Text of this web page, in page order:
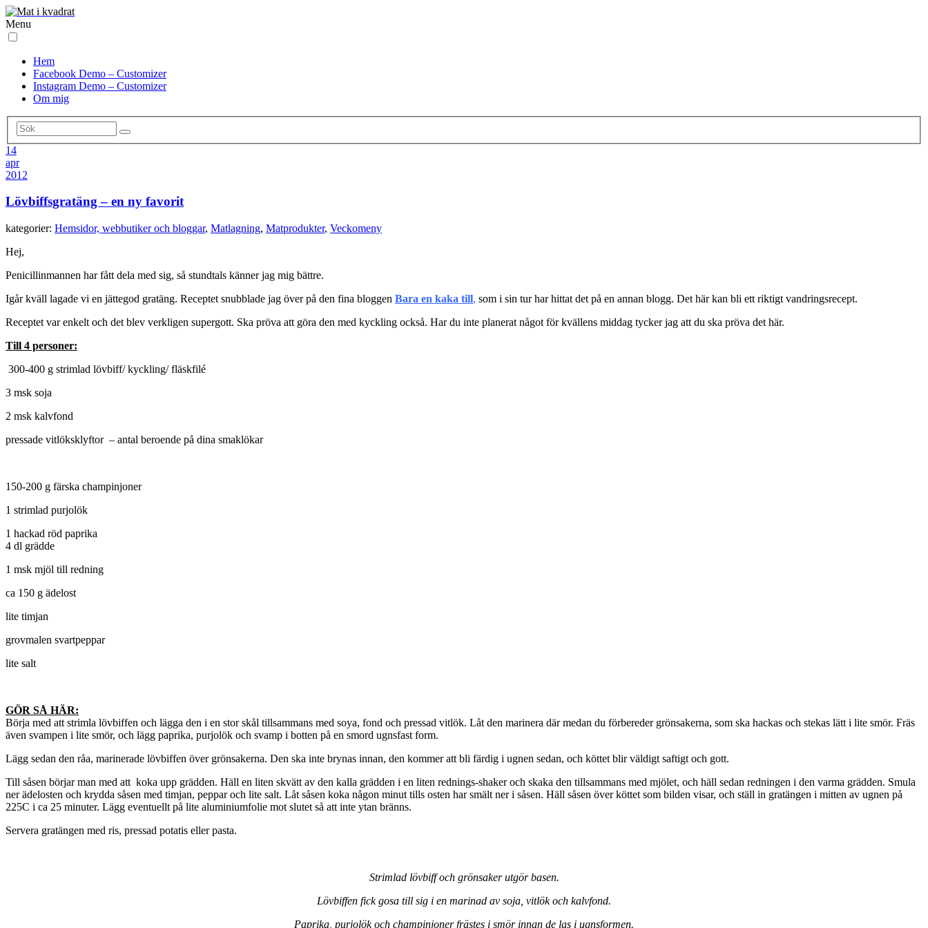
Menu
Hem
Facebook Demo – Customizer
Instagram Demo – Customizer
Om mig
14
apr
2012
Lövbiffsgratäng – en ny favorit
kategorier: Hemsidor, webbutiker och bloggar, Matlagning, Matprodukter, Veckomeny
Hej,
Penicillinmannen har fått dela med sig, så stundtals känner jag mig bättre.
Igår kväll lagade vi en jättegod gratäng. Receptet snubblade jag över på den fina bloggen Bara en kaka till, som i sin tur har hittat det på en annan blogg. Det här kan bli ett riktigt vandringsrecept.
Receptet var enkelt och det blev verkligen supergott. Ska pröva att göra den med kyckling också. Har du inte planerat något för kvällens middag tycker jag att du ska pröva det här.
Till 4 personer:
300-400 g strimlad lövbiff/ kyckling/ fläskfilé
3 msk soja
2 msk kalvfond
pressade vitlöksklyftor – antal beroende på dina smaklökar
150-200 g färska champinjoner
1 strimlad purjolök
1 hackad röd paprika
4 dl grädde
1 msk mjöl till redning
ca 150 g ädelost
lite timjan
grovmalen svartpeppar
lite salt
GÖR SÅ HÄR:
Börja med att strimla lövbiffen och lägga den i en stor skål tillsammans med soya, fond och pressad vitlök. Låt den marinera där medan du förbereder grönsakerna, som ska hackas och stekas lätt i lite smör. Fräs
även svampen i lite smör, och lägg paprika, purjolök och svamp i botten på en smord ugnsfast form.
Lägg sedan den råa, marinerade lövbiffen över grönsakerna. Den ska inte brynas innan, den kommer att bli färdig i ugnen sedan, och köttet blir väldigt saftigt och gott.
Till såsen börjar man med att koka upp grädden. Häll en liten skvätt av den kalla grädden i en liten rednings-shaker och skaka den tillsammans med mjölet, och häll sedan redningen i den varma grädden. Smula
ner ädelosten och krydda såsen med timjan, peppar och lite salt. Låt såsen koka någon minut tills osten har smält ner i såsen. Häll såsen över köttet som bilden visar, och ställ in gratängen i mitten av ugnen på
225C i ca 25 minuter. Lägg eventuellt på lite aluminiumfolie mot slutet så att inte ytan bränns.
Servera gratängen med ris, pressad potatis eller pasta.
Strimlad lövbiff och grönsaker utgör basen.
Lövbiffen fick gosa till sig i en marinad av soja, vitlök och kalvfond.
Paprika, purjolök och champinjoner frästes i smör innan de las i ugnsformen.